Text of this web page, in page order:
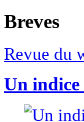
Breves
Revue du
Un